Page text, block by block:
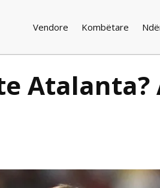
Vendore Kombëtare
Atalanta?